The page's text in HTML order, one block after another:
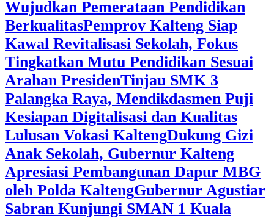
Wujudkan Pemerataan Pendidikan
Berkualitas‎Pemprov Kalteng Siap
Kawal Revitalisasi Sekolah, Fokus
Tingkatkan Mutu Pendidikan Sesuai
Arahan Presiden‎Tinjau SMK 3
Palangka Raya, Mendikdasmen Puji
Kesiapan Digitalisasi dan Kualitas
Lulusan Vokasi Kalteng‎Dukung Gizi
Anak Sekolah, Gubernur Kalteng
Apresiasi Pembangunan Dapur MBG
oleh Polda Kalteng‎Gubernur Agustiar
Sabran Kunjungi SMAN 1 Kuala